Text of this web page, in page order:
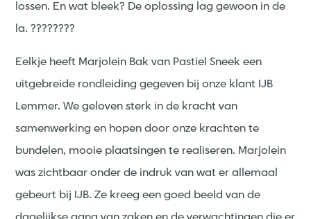
lossen. En wat bleek? De oplossing lag gewoon in de
la. ????????
Eelkje heeft Marjolein Bak van Pastiel Sneek een
uitgebreide rondleiding gegeven bij onze klant IJB
Lemmer. We geloven sterk in de kracht van
samenwerking en hopen door onze krachten te
bundelen, mooie plaatsingen te realiseren. Marjolein
was zichtbaar onder de indruk van wat er allemaal
gebeurt bij IJB. Ze kreeg een goed beeld van de